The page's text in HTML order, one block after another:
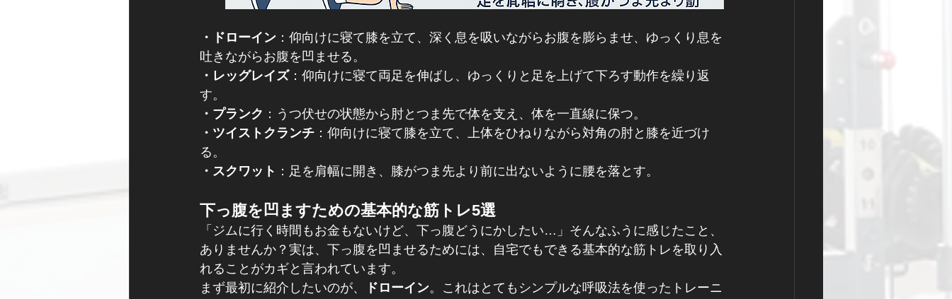
・ドローイン ：仰向けに寝て膝を立て、深く息を吸いながらお腹を膨らませ、ゆっくり息を
吐きながらお腹を凹ませる。
・レッグレイズ：​仰向けに寝て両足を伸ばし、ゆっくりと足を上げて下ろす動作を繰り返
す。
・プランク ：うつ伏せの状態から肘とつま先で体を支え、体を一直線に保つ。
・ツイストクランチ ：​仰向けに寝て膝を立て、上体をひねりながら対角の肘と膝を近づけ
る。
・スクワット ：​足を肩幅に開き、膝がつま先より前に出ないように腰を落とす。
下っ腹を凹ますための基本的な筋トレ5選
「ジムに行く時間もお金もないけど、下っ腹どうにかしたい…」そんなふうに感じたこと、
ありませんか？実は、下っ腹を凹ませるためには、自宅でもできる基本的な筋トレを取り入
れることがカギと言われています。
まず最初に紹介したいのが、
ドローイン。これはとてもシンプルな呼吸法を使ったトレーニ